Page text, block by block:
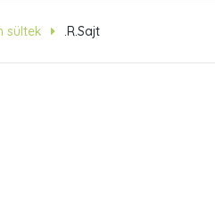
sültek .R.Sajt